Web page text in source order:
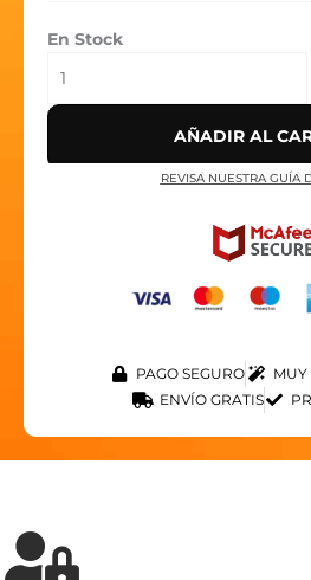
En Stock
AÑADIR AL
REVISA NUESTRA GUÍA
PAGO SEGURO
ENVÍO GRATIS